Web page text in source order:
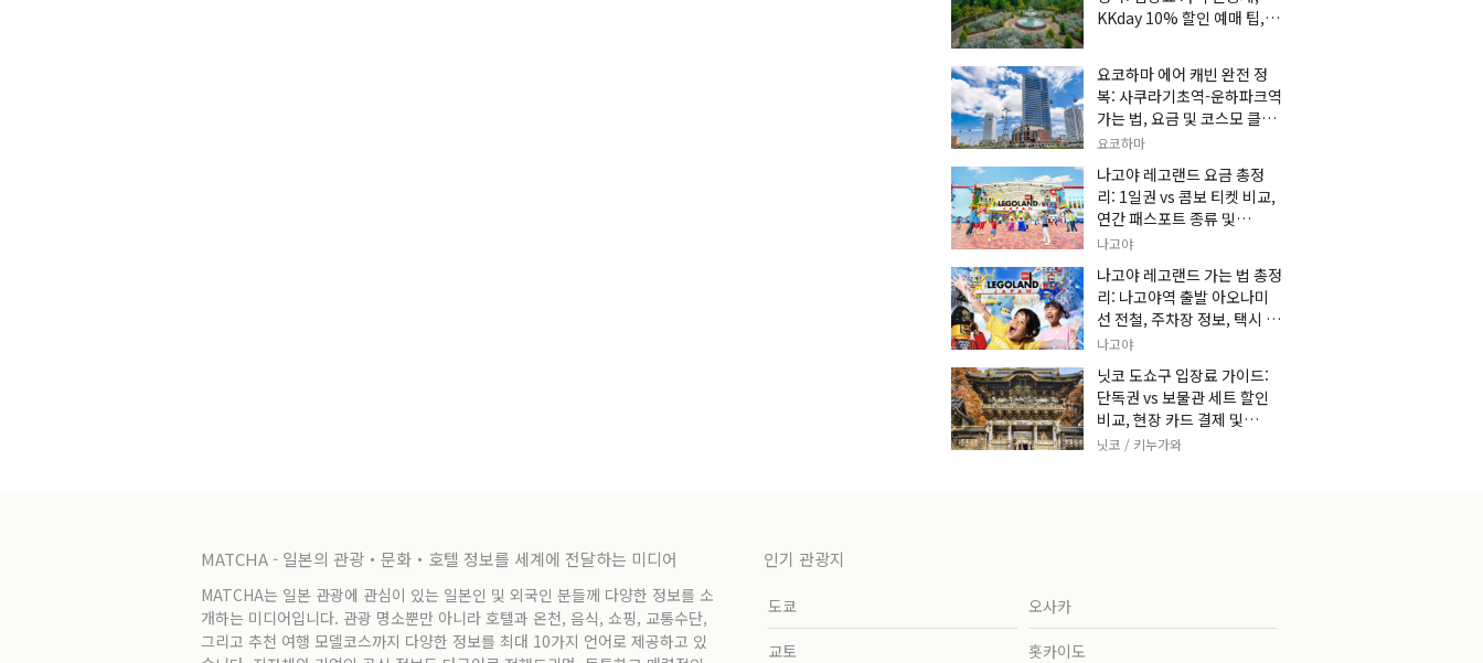
KKday 10% 할인 예매 팁, 쿠
요코하마 에어 캐빈 완전 정
복: 사쿠라기초역-운하파크역
가는 법, 요금 및 코스모 클락
세트권 할인, 추천 관광 코스
총정리
요코하마
나고야 레고랜드 요금 총정
리: 1일권 vs 콤보 티켓 비교,
연간 패스포트 종류 및
KKday 온라인 사전 할인 예
매 팁
나고야
나고야 레고랜드 가는 법 총정
리: 나고야역 출발 아오나미
선 전철, 주차장 정보, 택시 요
금 및 입장권 예약 팁
나고야
닛코 도쇼구 입장료 가이드:
단독권 vs 보물관 세트 할인
비교, 현장 카드 결제 및
KKday 사전 예매 팁
닛코 / 키누가와
MATCHA - 일본의 관광・문화・호텔 정보를 세계에 전달하는 미디어
MATCHA는 일본 관광에 관심이 있는 일본인 및 외국인 분들께 다양한 정보를 소
개하는 미디어입니다. 관광 명소뿐만 아니라 호텔과 온천, 음식, 쇼핑, 교통수단,
그리고 추천 여행 모델코스까지 다양한 정보를 최대 10가지 언어로 제공하고 있
인기 관광지
도쿄 오사카
교토 홋카이도